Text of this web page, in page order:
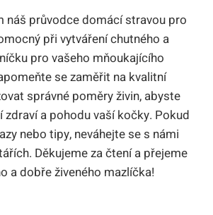
náš průvodce domácí stravou pro
při vytváření chutného a
pro vašeho mňoukajícího
se zaměřit na kvalitní
správné poměry živin, abyste
a pohodu vaší kočky. Pokud
nebo tipy, neváhejte se s námi
Děkujeme za čtení a přejeme
a dobře živeného mazlíčka!